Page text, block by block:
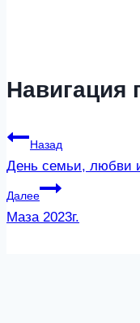
Навигация
Назад
День семьи, любви
Далее
Маза 2023г.